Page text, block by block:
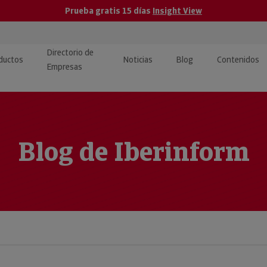
Prueba gratis 15 días Insight View
· Integración de Datos para
Directorio de
Empresas
Noticias Blog Contenidos
Económico
Pública
Blog de Iberinform